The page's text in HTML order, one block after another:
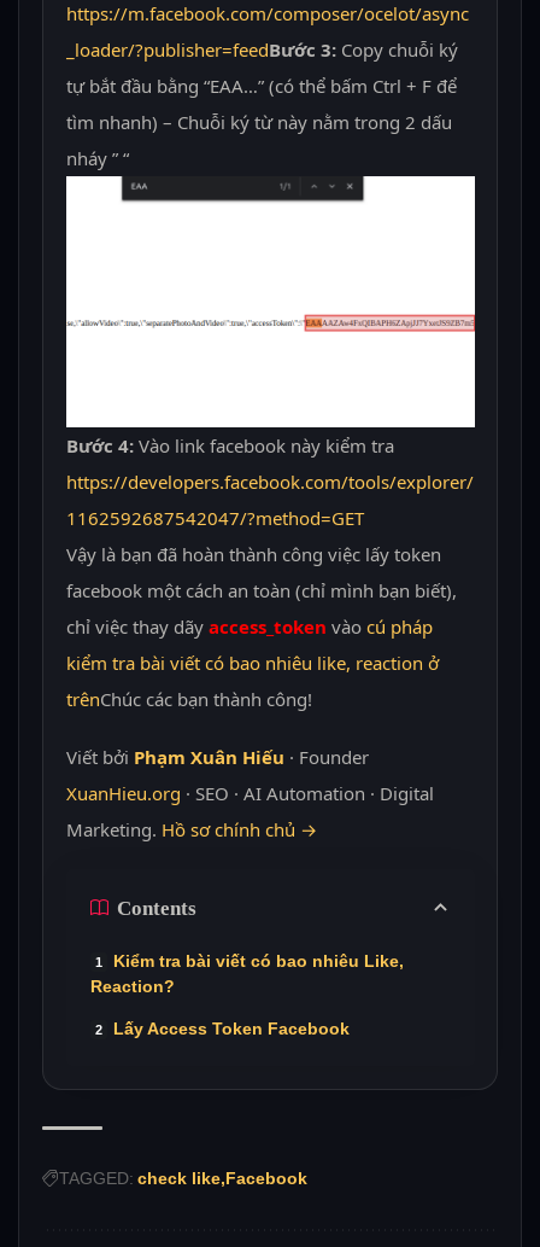
https://m.facebook.com/composer/ocelot/async
_loader/?publisher=feedBước 3:Copy chuỗi ký
tự bắt đầu bằng “EAA…” (có thể bấm Ctrl + F để
tìm nhanh) – Chuỗi ký từ này nằm trong 2 dấu
nháy ” “
Bước 4:Vào link facebook này kiểm tra
https://developers.facebook.com/tools/explorer/
1162592687542047/?method=GET
Vậy là bạn đã hoàn thành công việc lấy token
facebook một cách an toàn (chỉ mình bạn biết),
chỉ việc thay dãy access_token vào cú pháp
kiểm tra bài viết có bao nhiêu like, reaction ở
trênChúc các bạn thành công!
Viết bởi Phạm Xuân Hiếu · Founder
XuanHieu.org · SEO · AI Automation · Digital
Marketing. Hồ sơ chính chủ →
Contents
Kiểm tra bài viết có bao nhiêu Like,
Reaction?
Lấy Access Token Facebook
TAGGED: check like Facebook